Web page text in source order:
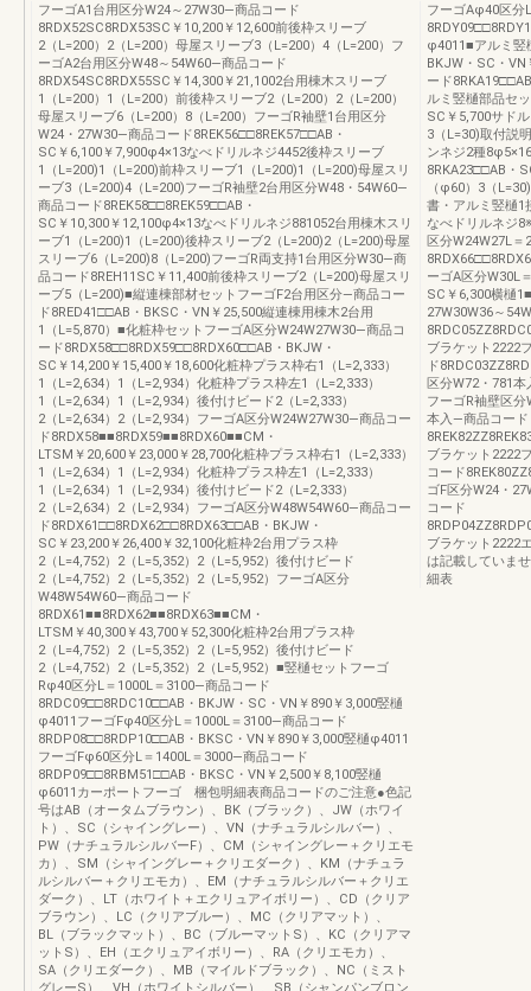
フーゴA1台用区分W24～27W30―商品コード
8RDX52SC8RDX53SC￥10,200￥12,600前後枠スリーブ
2（L=200）2（L=200）母屋スリーブ3（L=200）4（L=200）フ
ーゴA2台用区分W48～54W60―商品コード
8RDX54SC8RDX55SC￥14,300￥21,1002台用棟木スリーブ
1（L=200）1（L=200）前後枠スリーブ2（L=200）2（L=200）
母屋スリーブ6（L=200）8（L=200）フーゴR袖壁1台用区分
W24・27W30―商品コード8REK56□□8REK57□□AB・
SC￥6,100￥7,900φ4×13なべドリルネジ4452後枠スリーブ
1（L=200)1（L=200)前枠スリーブ1（L=200)1（L=200)母屋スリ
ーブ3（L=200)4（L=200)フーゴR袖壁2台用区分W48・54W60―
商品コード8REK58□□8REK59□□AB・
SC￥10,300￥12,100φ4×13なべドリルネジ881052台用棟木スリ
ーブ1（L=200)1（L=200)後枠スリーブ2（L=200)2（L=200)母屋
スリーブ6（L=200)8（L=200)フーゴR両支持1台用区分W30―商
品コード8REH11SC￥11,400前後枠スリーブ2（L=200)母屋スリ
ーブ5（L=200)■縦連棟部材セットフーゴF2台用区分―商品コー
ド8RED41□□AB・BKSC・VN￥25,500縦連棟用棟木2台用
1（L=5,870）■化粧枠セットフーゴA区分W24W27W30―商品コ
ード8RDX58□□8RDX59□□8RDX60□□AB・BKJW・
SC￥14,200￥15,400￥18,600化粧枠プラス枠右1（L=2,333）
1（L=2,634）1（L=2,934）化粧枠プラス枠左1（L=2,333）
1（L=2,634）1（L=2,934）後付けビード2（L=2,333）
2（L=2,634）2（L=2,934）フーゴA区分W24W27W30―商品コー
ド8RDX58■■8RDX59■■8RDX60■■CM・
LTSM￥20,600￥23,000￥28,700化粧枠プラス枠右1（L=2,333）
1（L=2,634）1（L=2,934）化粧枠プラス枠左1（L=2,333）
1（L=2,634）1（L=2,934）後付けビード2（L=2,333）
2（L=2,634）2（L=2,934）フーゴA区分W48W54W60―商品コー
ド8RDX61□□8RDX62□□8RDX63□□AB・BKJW・
SC￥23,200￥26,400￥32,100化粧枠2台用プラス枠
2（L=4,752）2（L=5,352）2（L=5,952）後付けビード
2（L=4,752）2（L=5,352）2（L=5,952）フーゴA区分
W48W54W60―商品コード
8RDX61■■8RDX62■■8RDX63■■CM・
LTSM￥40,300￥43,700￥52,300化粧枠2台用プラス枠
2（L=4,752）2（L=5,352）2（L=5,952）後付けビード
2（L=4,752）2（L=5,352）2（L=5,952）■竪樋セットフーゴ
Rφ40区分L＝1000L＝3100―商品コード
8RDC09□□8RDC10□□AB・BKJW・SC・VN￥890￥3,000竪樋
φ4011フーゴFφ40区分L＝1000L＝3100―商品コード
8RDP08□□8RDP10□□AB・BKSC・VN￥890￥3,000竪樋φ4011
フーゴFφ60区分L＝1400L＝3000―商品コード
8RDP09□□8RBM51□□AB・BKSC・VN￥2,500￥8,100竪樋
φ6011カーポートフーゴ 梱包明細表商品コードのご注意●色記
号はAB（オータムブラウン）、BK（ブラック）、JW（ホワイ
ト）、SC（シャイングレー）、VN（ナチュラルシルバー）、
PW（ナチュラルシルバーF）、CM（シャイングレー＋クリエモ
カ）、SM（シャイングレー＋クリエダーク）、KM（ナチュラ
ルシルバー＋クリエモカ）、EM（ナチュラルシルバー＋クリエ
ダーク）、LT（ホワイト＋エクリュアイボリー）、CD（クリア
ブラウン）、LC（クリアブルー）、MC（クリアマット）、
BL（ブラックマット）、BC（ブルーマットS）、KC（クリアマ
ットS）、EH（エクリュアイボリー）、RA（クリエモカ）、
SA（クリエダーク）、MB（マイルドブラック）、NC（ミスト
グレーS）、VH（ホワイトシルバー）、SB（シャンパンブロン
フーゴAφ40区分
φ4011■アルミ竪
BKJW・SC・
ード
ルミ竪樋部品セ
SC￥5,700サド
3（L=30)取付説
ンネジ2種
8RKA23□□AB・
（φ60）3（
書・アルミ竪樋
なべドリルネジ
区分W24W27L
ーゴA区分W30L
SC￥6,300横樋
27W30W36～
ブラケット2222
ド
区分W72・781
フーゴR袖壁区
本入―商品コード
ブラケット2222
コード
ゴF区分W24・
コード
ブラケット2222
は記載していま
細表